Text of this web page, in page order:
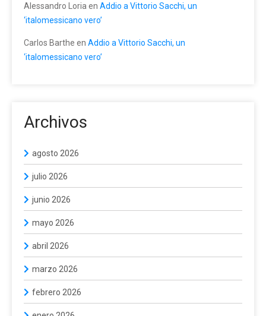
Alessandro Loria en Addio a Vittorio Sacchi, un
‘italomessicano vero’
Carlos Barthe en Addio a Vittorio Sacchi, un
‘italomessicano vero’
Archivos
agosto 2026
julio 2026
junio 2026
mayo 2026
abril 2026
marzo 2026
febrero 2026